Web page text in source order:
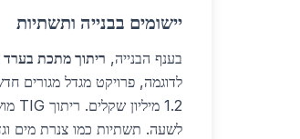
יישומים בבנייה ותשתיות
בענף הבנייה, ריתוך מתכת בערד